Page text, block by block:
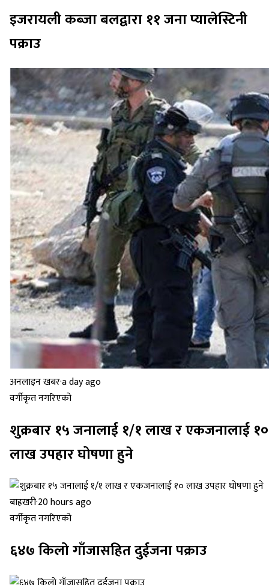
इजरायली कब्जा बलद्वारा ११ जना प्यालेस्टिनी
पक्राउ
अनलाइन खबर·a day ago
वर्गीकृत नगरिएको
शुक्रबार १५ जनालाई १/१ लाख र एकजनालाई १०
लाख उपहार घोषणा हुने
बाह्रखरी·20 hours ago
वर्गीकृत नगरिएको
६४७ किलो गाँजासहित दुईजना पक्राउ